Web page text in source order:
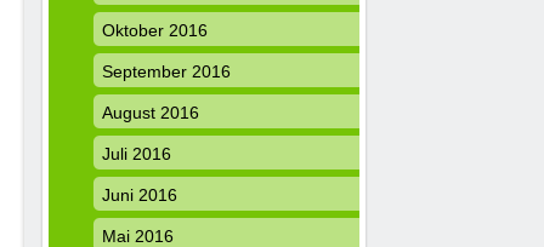
Oktober 2016
September 2016
August 2016
Juli 2016
Juni 2016
Mai 2016